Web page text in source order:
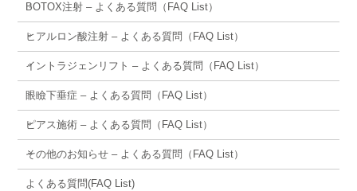
BOTOX注射 – よくある質問（FAQ List）
ヒアルロン酸注射 – よくある質問（FAQ List）
イントラジェンリフト – よくある質問（FAQ List）
眼瞼下垂症 – よくある質問（FAQ List）
ピアス施術 – よくある質問（FAQ List）
その他のお知らせ – よくある質問（FAQ List）
よくある質問(FAQ List)